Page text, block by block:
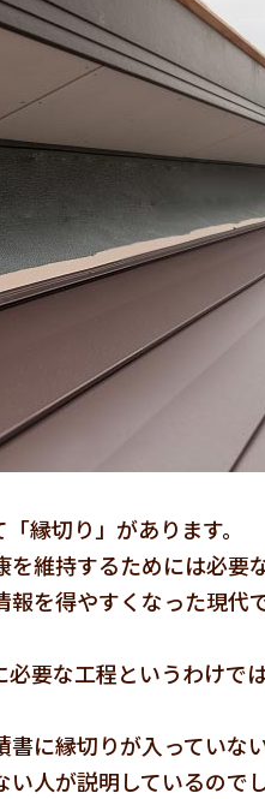
縁切り」があります。
維持するためには必要な
を得やすくなった現代
要な工程というわけ
書に縁切りが入ってい
人が説明しているのでし